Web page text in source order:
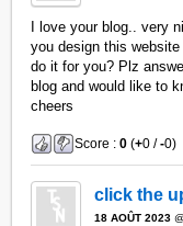
I love your blog.. very
you design this
do it for you? Plz
blog and would like to
cheers
Score :0 (+0 /-0)
click the
18 AOÛT 2023